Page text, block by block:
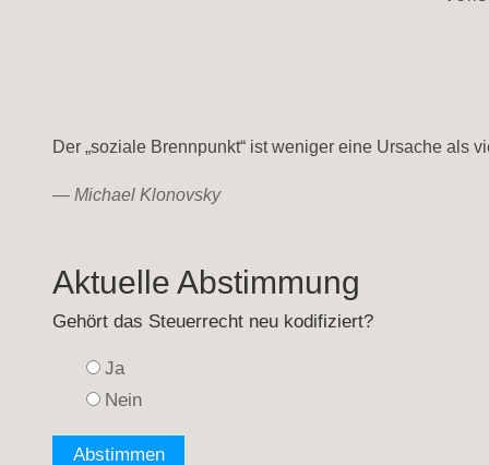
Der „soziale Brennpunkt“ ist weniger eine Ursache als
— Michael Klonovsky
Aktuelle Abstimmung
Gehört das Steuerrecht neu kodifiziert?
Ja
Nein